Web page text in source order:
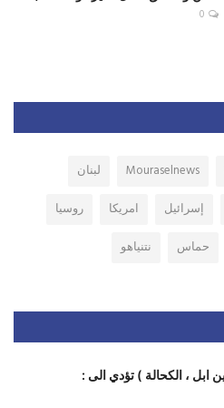
0
Mouraselnews
لبنان
إسرائيل امريكا
روسيا
حماس نتنياهو
ابل ، الكحالة ) تؤدي الى :